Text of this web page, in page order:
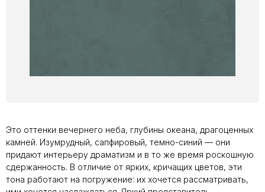
Это оттенки вечернего неба, глубины океана, драгоценных
камней. Изумрудный, сапфировый, темно-синий — они
придают интерьеру драматизм и в то же время роскошную
сдержанность. В отличие от ярких, кричащих цветов, эти
тона работают на погружение: их хочется рассматривать,